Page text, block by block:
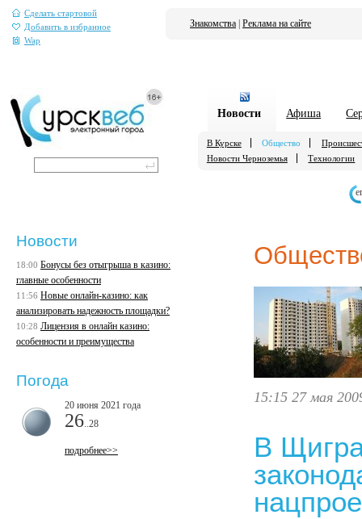
Сделать стартовой
Добавить в избранное
Wap
Знакомства Реклама на сайте
Новости Афиша
В Курске Общество
Новости Черноземья
Технологии
15:15 27 мая
В
Новости
18:00 Бонусы без отыгрыша в казино:
главные особенности
11:56 Новые онлайн-казино: как
анализировать надежность площадки?
10:28 Лицензия в онлайн казино:
особенности и преимущества
Погода
20 июня 2021 года
26 ..28
подробнее>>